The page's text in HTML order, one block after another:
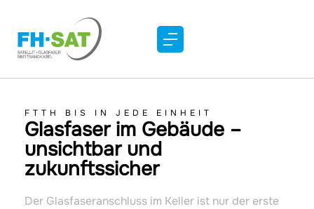
FTTH BIS IN JEDE EINHEIT​
Glasfaser im Gebäude –
unsichtbar und
zukunftssicher
Der Glasfaseranschluss im Keller ist nur der erste